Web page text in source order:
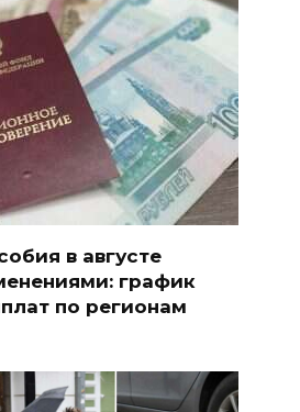
в августе
график
по регионам